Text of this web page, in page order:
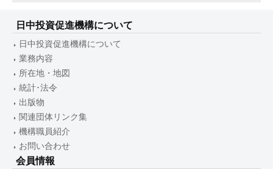
日中投資促進機構について
日中投資促進機構について
業務内容
所在地・地図
統計･法令
出版物
関連団体リンク集
機構職員紹介
お問い合わせ
会員情報